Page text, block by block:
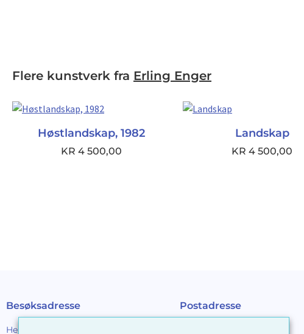
Flere kunstverk fra Erling Enger
Høstlandskap, 1982
KR 4 500,00
Landskap
KR 4 500,00
Besøksadresse
Henrik Ibsens gt. 90
Postadresse